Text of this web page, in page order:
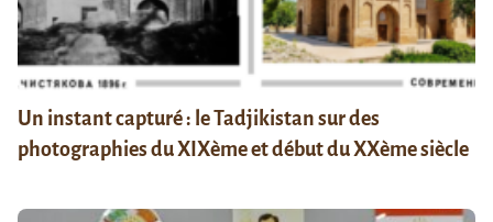
Un instant capturé : le Tadjikistan sur des
photographies du XIXème et début du XXème siècle